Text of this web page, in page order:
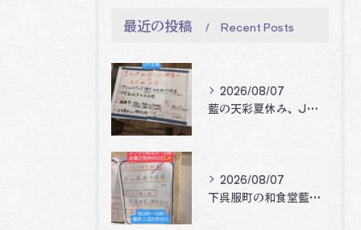
最近の投稿 Recent Posts
2026/08/07
藍の天彩夏休み、Jリーグ開幕企画‼️🐝🐝🐝
2026/08/07
下呉服町の和食堂藍の天彩です。